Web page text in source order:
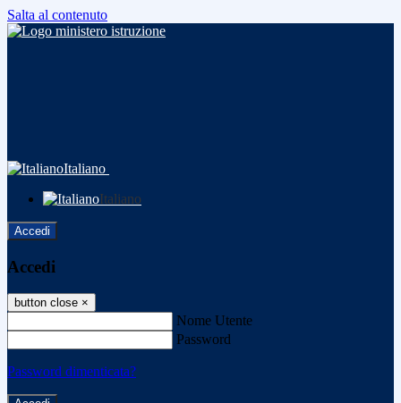
Salta al contenuto
Italiano
Italiano
Accedi
Accedi
button close ×
Nome Utente
Password
Password dimenticata?